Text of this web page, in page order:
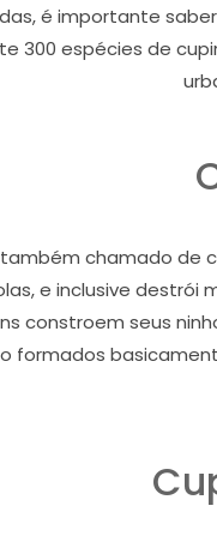
é importante
300 espécies de
chamado de
e inclusive destrói
constroem seus
formados